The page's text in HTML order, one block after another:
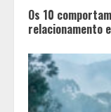
Os 10
relacionamento